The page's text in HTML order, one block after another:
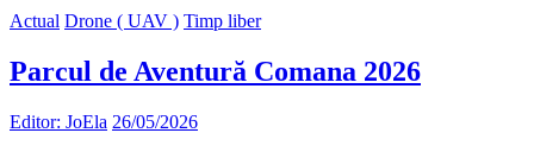
Actual Drone ( UAV ) Timp liber
Parcul de Aventură Comana 2026
Editor: JoEla 26/05/2026